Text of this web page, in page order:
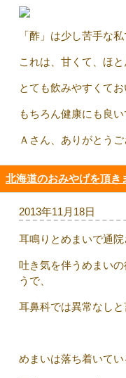
「酢」は少し苦手な私
これは、甘くて、ほと
とても飲みやすくて
もちろん健康にも良
Ａさん、ありがとうご
北海道のおみやげを頂き
2013年11月18日
耳鳴りとめまいで通院
吐き気を伴うめまい
うで、
耳鼻科では異常なしと
めまいは落ち着いてい